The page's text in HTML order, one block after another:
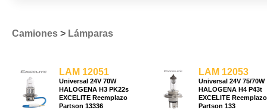
Camiones> Lámparas
LAM 12051
Universal 24V 70W
HALOGENA H3 PK22s
EXCELITE Reemplazo
Partson 13336
LAM 12053
Universal 24V 75/70W
HALOGENA H4 P43t
EXCELITE Reemplazo
Partson 133